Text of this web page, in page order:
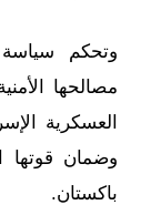
وتحكم
مصالحها
العسكرية
وضمان قوتها
باكستان.